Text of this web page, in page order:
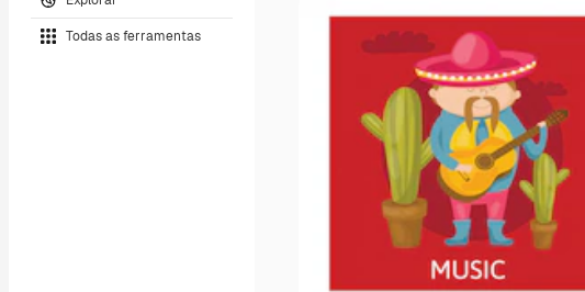
Todas as ferramentas